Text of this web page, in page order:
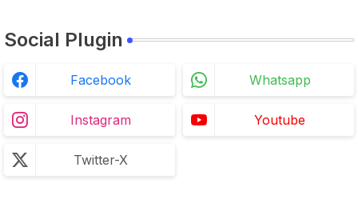
Social Plugin
Facebook Whatsapp
Instagram Youtube
Twitter-X